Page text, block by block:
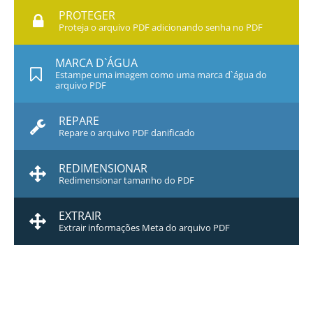
PROTEGER
Proteja o arquivo PDF adicionando senha no PDF
MARCA D`ÁGUA
Estampe uma imagem como uma marca d`água do
arquivo PDF
REPARE
Repare o arquivo PDF danificado
REDIMENSIONAR
Redimensionar tamanho do PDF
EXTRAIR
Extrair informações Meta do arquivo PDF